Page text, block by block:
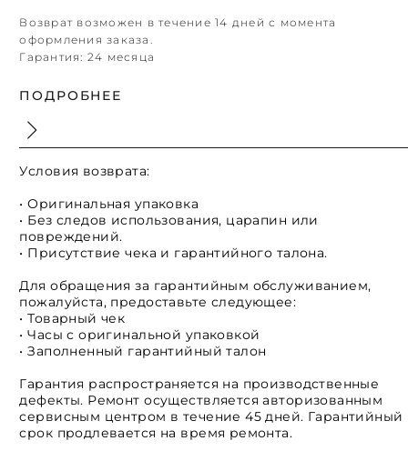
Возврат возможен в течение 14 дней с момента
оформления заказа.
Гарантия: 24 месяца
ПОДРОБНЕЕ
Условия возврата:
• Оригинальная упаковка
• Без следов использования, царапин или
повреждений.
• Присутствие чека и гарантийного талона.
Для обращения за гарантийным обслуживанием,
пожалуйста, предоставьте следующее:
• Товарный чек
• Часы с оригинальной упаковкой
• Заполненный гарантийный талон
Гарантия распространяется на производственные
дефекты. Ремонт осуществляется авторизованным
сервисным центром в течение 45 дней. Гарантийный
срок продлевается на время ремонта.